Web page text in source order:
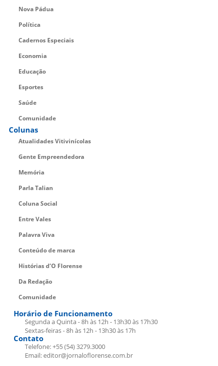
Nova Pádua
Política
Cadernos Especiais
Economia
Educação
Esportes
Saúde
Comunidade
Colunas
Atualidades Vitivinícolas
Gente Empreendedora
Memória
Parla Talian
Coluna Social
Entre Vales
Palavra Viva
Conteúdo de marca
Histórias d’O Florense
Da Redação
Comunidade
Horário de Funcionamento
Segunda a Quinta - 8h às 12h - 13h30 às 17h30
Sextas-feiras - 8h às 12h - 13h30 às 17h
Contato
Telefone: +55 (54) 3279.3000
Email: editor@jornaloflorense.com.br